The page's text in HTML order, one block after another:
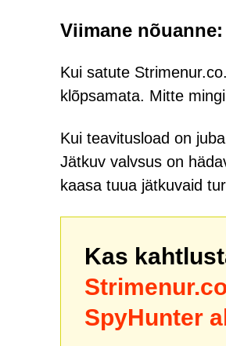
Viimane
Kui satute
klõpsamata. Mitte
Kui teavitusload on
Jätkuv valvsus on
kaasa tuua jätkuvaid
Kas
SpyHunter